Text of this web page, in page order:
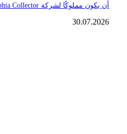
أن يكون مملوكًا لشركة Philadelphia Collector
30.07.2026